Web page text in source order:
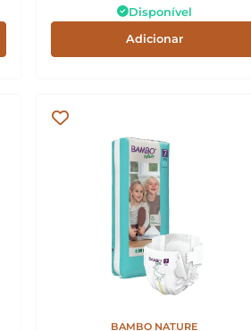
Disponível
Adicionar
BAMBO NATURE